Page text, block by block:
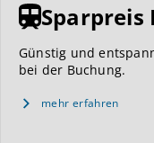
Sparpreis
Günstig und
bei der Buchung.
mehr erfahren